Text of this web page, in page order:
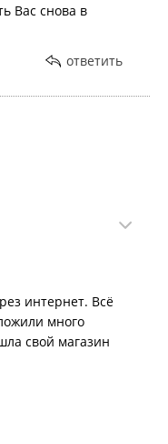
Вас снова в
ответить
интернет. Всё
много
свой магазин